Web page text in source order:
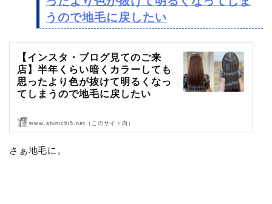
うので地毛に戻したい
【インスタ・ブログ見てのご来
店】半年くらい暗くカラーしても
思ったより色が抜けて明るくなっ
てしまうので地毛に戻したい
ブログとインスタグラムを見てご来店頂きました〜！
www.shinichi5.net（このサイト内）
さぁ地毛に。